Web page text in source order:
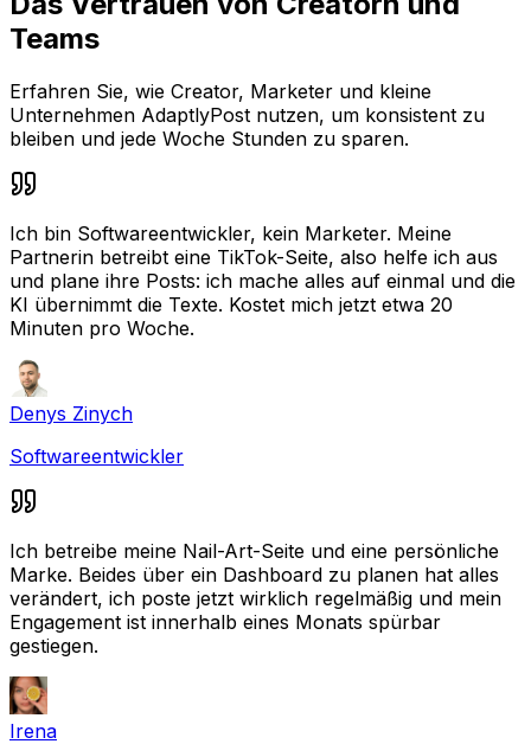
Teams
Erfahren Sie, wie Creator, Marketer und kleine
Unternehmen AdaptlyPost nutzen, um konsistent zu
bleiben und jede Woche Stunden zu sparen.
Ich bin Softwareentwickler, kein Marketer. Meine
Partnerin betreibt eine TikTok-Seite, also helfe ich aus
und plane ihre Posts: ich mache alles auf einmal und die
KI übernimmt die Texte. Kostet mich jetzt etwa 20
Minuten pro Woche.
Denys Zinych
Softwareentwickler
Ich betreibe meine Nail-Art-Seite und eine persönliche
Marke. Beides über ein Dashboard zu planen hat alles
verändert, ich poste jetzt wirklich regelmäßig und mein
Engagement ist innerhalb eines Monats spürbar
gestiegen.
Irena